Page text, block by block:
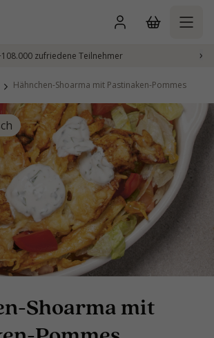
zufriedene Teilnehmer ›
Hähnchen-Shoarma mit Pastinaken-Pommes
Shoarma mit